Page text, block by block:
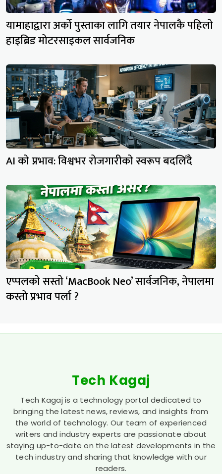
यामाहाद्वारा अर्को पुस्ताका लागि तयार नेपालकै पहिलो
हाइब्रिड मोटरसाइकल सार्वजनिक
AI को प्रभाव: विश्वभर रोजगारीको स्वरूप बदलिँदै
एप्पलको सस्तो ‘MacBook Neo’ सार्वजनिक, नेपालमा
कस्तो प्रभाव पर्ला ?
Tech Kagaj
Tech Kagaj is a technology portal dedicated to
bringing the latest news, reviews, and insights from
the world of technology. Our team of experienced
writers and industry experts are passionate about
staying up-to-date on the latest developments in the
tech industry and sharing that knowledge with our
readers.